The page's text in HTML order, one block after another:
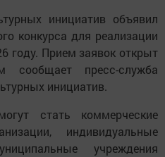
инициатив объявил
конкурса для реализации
году. Прием заявок открыт
пресс-служба
инициатив.
стать коммерческие
индивидуальные
учреждения